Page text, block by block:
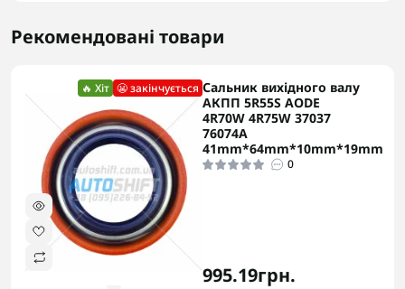
Рекомендовані товари
🔥 Хіт 😬 закінчується Сальник вихідного валу
АКПП 5R55S AODE
4R70W 4R75W 37037
76074A
41mm*64mm*10mm*19mm
0
995.19грн.